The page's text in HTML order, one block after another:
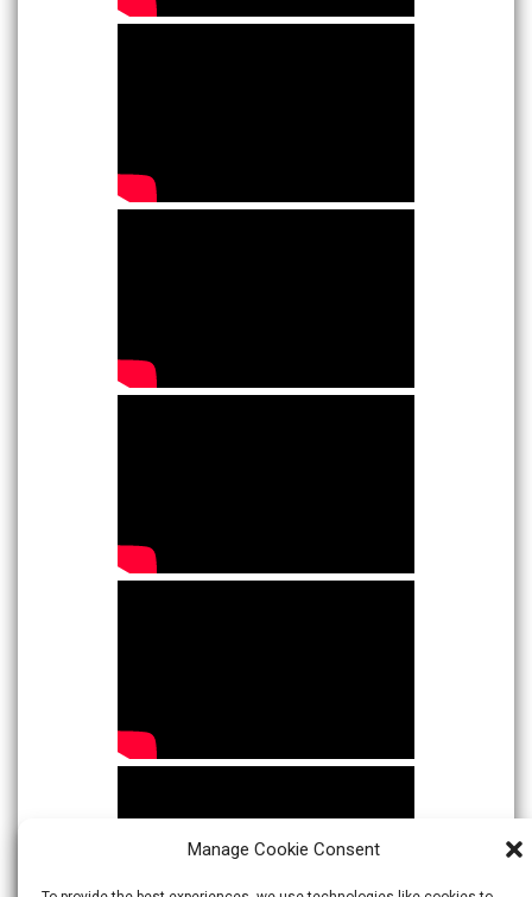
Manage Cookie Consent